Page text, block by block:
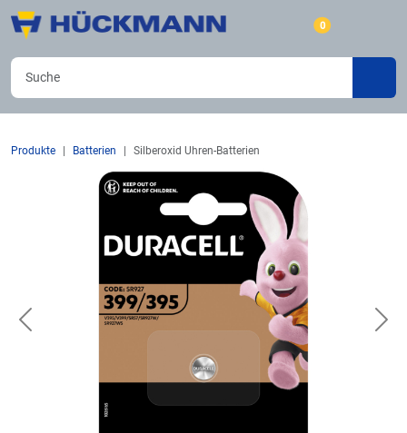
0
Produkte Batterien Silberoxid Uhren-Batterien
Previous